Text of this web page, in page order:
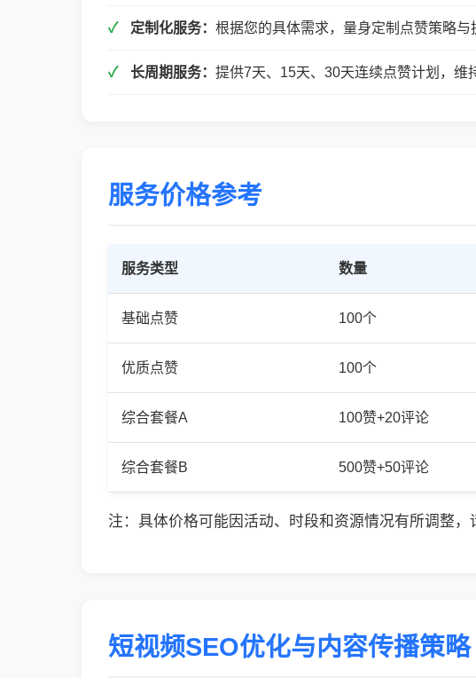
定制化服务： 根据您的具体需求，量身定制点赞策略与
长周期服务： 提供7天、15天、30天连续点赞计划，维
服务价格参考
服务类型 数量
基础点赞 100个
优质点赞 100个
综合套餐A 100赞+20评论
综合套餐B 500赞+50评论
注：具体价格可能因活动、时段和资源情况有所调整，
短视频SEO优化与内容传播策略